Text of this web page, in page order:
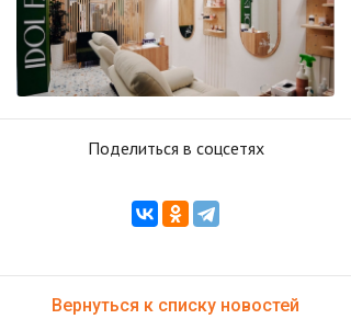
Поделиться в соцсетях
Вернуться к списку новостей